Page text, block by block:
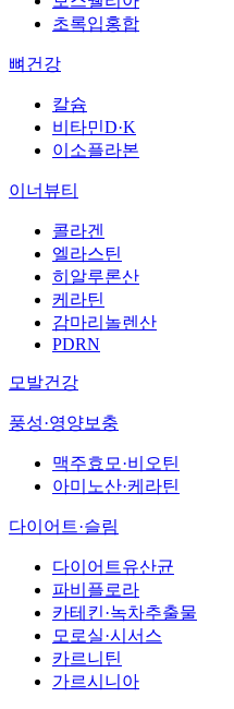
초록입홍합
뼈건강
칼슘
비타민D·K
이소플라본
이너뷰티
콜라겐
엘라스틴
히알루론산
케라틴
감마리놀렌산
PDRN
모발건강
풍성·영양보충
맥주효모·비오틴
아미노산·케라틴
다이어트·슬림
다이어트유산균
파비플로라
카테킨·녹차추출물
모로실·시서스
카르니틴
가르시니아